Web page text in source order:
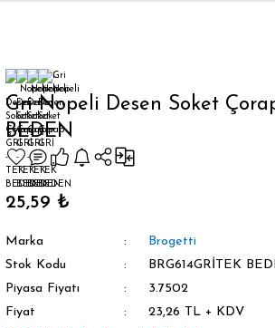
Gri Nopeli Desen Soket
BEDEN
25,59 ₺
Marka
Brogetti
Stok Kodu
BRG614GRİTEK
Piyasa Fiyatı
3.7502
Fiyat
23,26 TL + KDV